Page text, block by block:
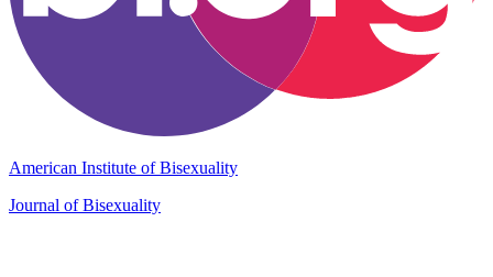
American Institute of Bisexuality
Journal of Bisexuality